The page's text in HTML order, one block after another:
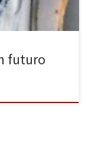
futuro